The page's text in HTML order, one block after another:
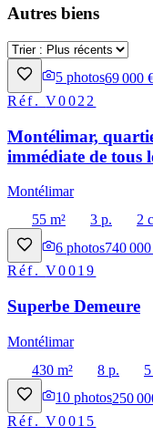
Autres biens
5 photos69 000
Réf.V0022
Montélimar,
immédiate de tous
Montélimar
55 m²
3 p.
2
6 photos740
Réf.V0019
Superbe Demeure
Montélimar
430 m²
8 p.
10 photos250
Réf.V0015